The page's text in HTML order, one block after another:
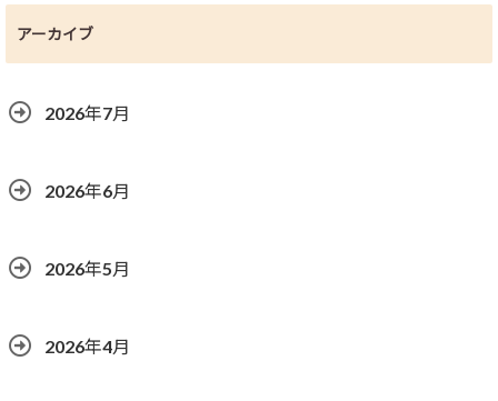
アーカイブ
2026年7月
2026年6月
2026年5月
2026年4月